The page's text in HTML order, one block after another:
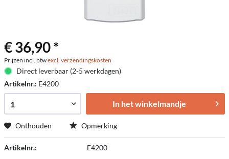
€ 36,90 *
Prijzen incl. btwexcl. verzendingskosten
Direct leverbaar (2-5 werkdagen)
Artikelnr.: E4200
In het winkelmandje
Onthouden Opmerking
Artikelnr.: E4200